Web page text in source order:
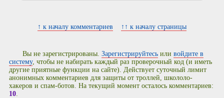
↑ к началу комментариев ↑↑ к началу страницы
Вы не зарегистрированы.Зарегистрируйтесь иливойдите в
систему, чтобы не набирать каждый раз проверочный код (и иметь
другие приятные функции на сайте). Действует суточный лимит
анонимных комментариев для защиты от троллей, школоло-
хакеров и спам-ботов. На текущий момент осталось комментариев:
10